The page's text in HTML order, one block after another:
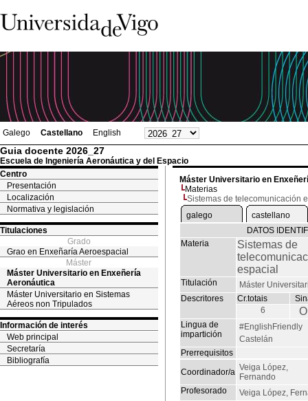
Galego Castellano English
Guia docente 2026_27
Escuela de Ingeniería Aeronáutica y del Espacio
Centro
Presentación
Localización
Normativa y legislación
Titulaciones
Grado
Grao en Enxeñaría Aeroespacial
Máster
Máster Universitario en Enxeñería
Aeronáutica
Máster Universitario en Sistemas
Aéreos non Tripulados
Información de interés
Web principal
Secretaría
Bibliografía
Máster Universitario en
Materias
Sistemas de telecomunicación
galego
castellano
DATOS
Materia
Sistemas de
espacial
Titulación
Máster
Descritores
Cr.totais
6
Lingua de
impartición
#EnglishFriendly
Castelán
Prerrequisitos
Coordinador/a Veiga López,
Fernando
Profesorado
Veiga López,